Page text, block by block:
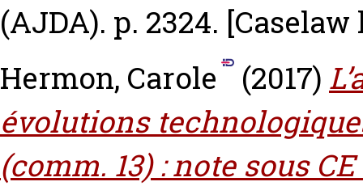
(AJDA). p. 2324.
Hermon, Carole
(2017)
évolutions
(comm. 13) : note sous CE